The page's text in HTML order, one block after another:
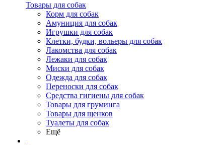
Товары для собак
Корм для собак
Амуниция для собак
Игрушки для собак
Клетки, будки, вольеры для собак
Лакомства для собак
Лежаки для собак
Миски для собак
Одежда для собак
Переноски для собак
Средства гигиены для собак
Товары для груминга
Товары для щенков
Туалеты для собак
Ещё